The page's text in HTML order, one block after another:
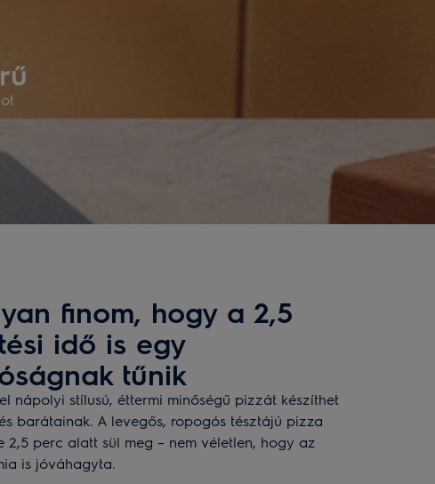
finom, hogy a 2,5
idő is egy
tűnik
nápolyi stílusú, éttermi minőségű pizzát készíthet
barátainak. A levegős, ropogós tésztájú pizza
2,5 perc alatt sül meg – nem véletlen, hogy az
is jóváhagyta.